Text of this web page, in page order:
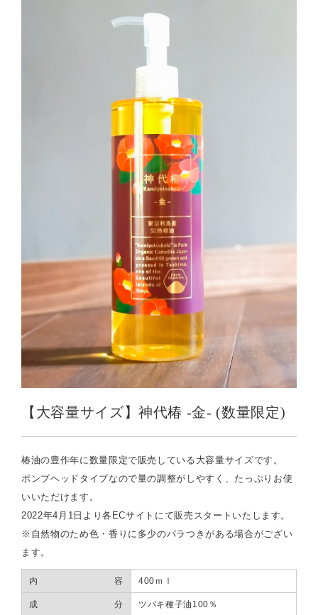
【大容量サイズ】神代椿 -金- (数量限定)
椿油の豊作年に数量限定で販売している大容量サイズです。
ポンプヘッドタイプなので量の調整がしやすく、たっぷりお使
いいただけます。
2022年4月1日より各ECサイトにて販売スタートいたします。
※自然物のため色・香りに多少のバラつきがある場合がござい
ます。
内容 400ｍｌ
成分 ツバキ種子油100％